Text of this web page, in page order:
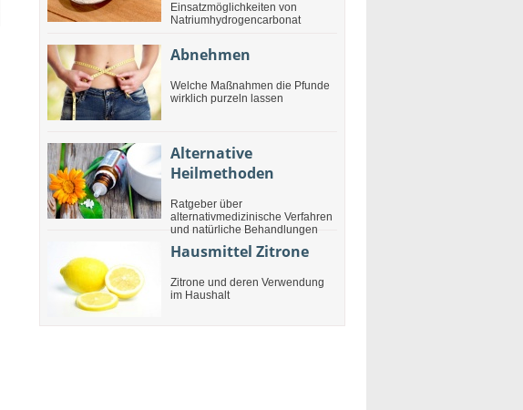
Einsatzmöglichkeiten von
Natriumhydrogencarbonat
Abnehmen
Welche Maßnahmen die Pfunde
wirklich purzeln lassen
Alternative
Heilmethoden
Ratgeber über
alternativmedizinische Verfahren
und natürliche Behandlungen
Hausmittel Zitrone
Zitrone und deren Verwendung
im Haushalt